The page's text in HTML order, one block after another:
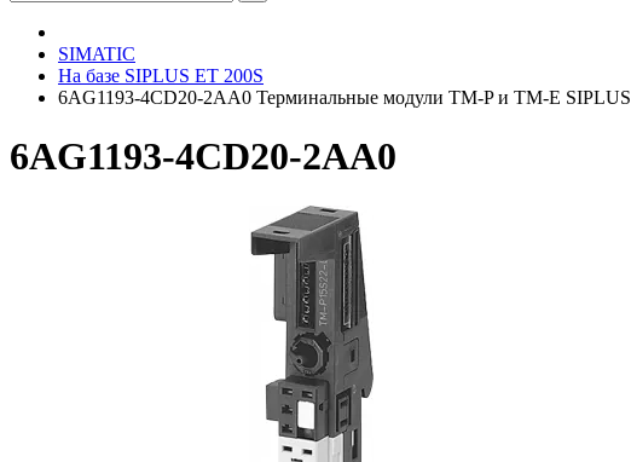
SIMATIC
На базе SIPLUS ET 200S
6AG1193-4CD20-2AA0 Терминальные модули TM-P и TM-E SIPLUS
6AG1193-4CD20-2AA0